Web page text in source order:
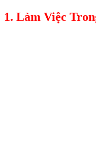
1. Làm Việc